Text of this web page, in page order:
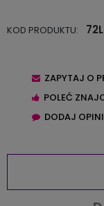
KOD PRODUKTU:
ZAPYTAJ O
POLEĆ
DODAJ